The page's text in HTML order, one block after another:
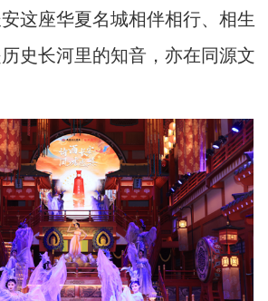
这座华夏名城相伴相行、相生
史长河里的知音，亦在同源文